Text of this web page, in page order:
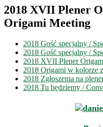
2018 XVII Plener
Origami Meeting
2018 Gość specjalny /
2018 Gość specjalny /
2018 XVII Plener
2018 Origami w kolorze
2018 Zgłoszenia na
2018 Tu będziemy /